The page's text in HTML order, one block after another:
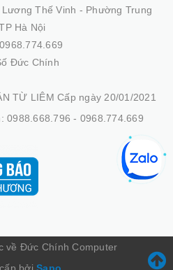
Thế Vinh - Phường Trung
Hà Nội
Đức Chính
TỪ LIÊM Cấp ngày 20/01/2021
0988.668.796 - 0968.774.669
về Đức Chính Computer
bởiSapo